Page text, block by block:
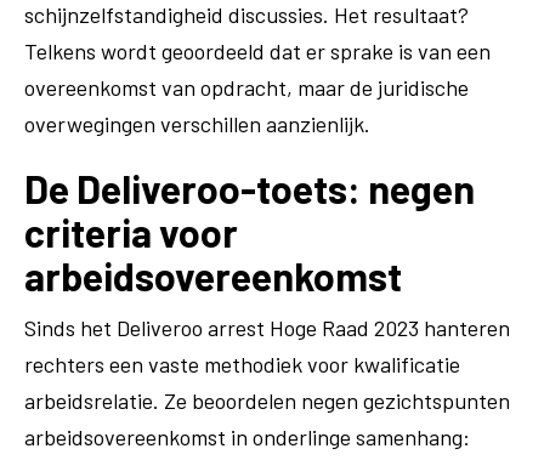
schijnzelfstandigheid discussies. Het resultaat?
Telkens wordt geoordeeld dat er sprake is van een
overeenkomst van opdracht, maar de juridische
overwegingen verschillen aanzienlijk.
De Deliveroo-toets: negen
criteria voor
arbeidsovereenkomst
Sinds het Deliveroo arrest Hoge Raad 2023 hanteren
rechters een vaste methodiek voor kwalificatie
arbeidsrelatie. Ze beoordelen negen gezichtspunten
arbeidsovereenkomst in onderlinge samenhang: